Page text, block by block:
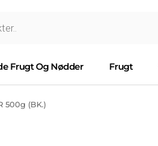
Frugt Og Nødder Frugt
500g (BK.)